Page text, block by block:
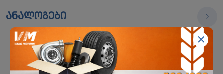
ანალოგები